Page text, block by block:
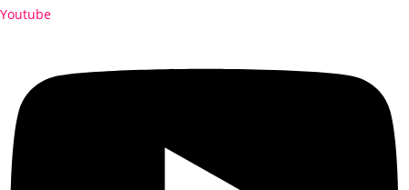
Youtube